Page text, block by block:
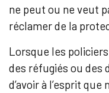
ne peut ou ne veut
réclamer de la
Lorsque les
des réfugiés ou des
d’avoir à l’esprit